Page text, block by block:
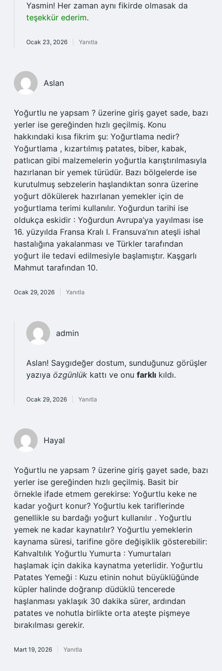
Yasmin! Her zaman aynı fikirde olmasak da
teşekkür ederim.
Ocak 23, 2026 Yanıtla
Aslan
Yoğurtlu ne yapsam ? üzerine giriş gayet sade, bazı
yerler ise gereğinden hızlı geçilmiş. Konu
hakkındaki kısa fikrim şu: Yoğurtlama nedir?
Yoğurtlama , kızartılmış patates, biber, kabak,
patlıcan gibi malzemelerin yoğurtla karıştırılmasıyla
hazırlanan bir yemek türüdür. Bazı bölgelerde ise
kurutulmuş sebzelerin haşlandıktan sonra üzerine
yoğurt dökülerek hazırlanan yemekler için de
yoğurtlama terimi kullanılır. Yoğurdun tarihi ise
oldukça eskidir : Yoğurdun Avrupa’ya yayılması ise
16. yüzyılda Fransa Kralı I. Fransuva’nın ateşli ishal
hastalığına yakalanması ve Türkler tarafından
yoğurt ile tedavi edilmesiyle başlamıştır. Kaşgarlı
Mahmut tarafından 10.
Ocak 29, 2026 Yanıtla
admin
Aslan! Saygıdeğer dostum, sunduğunuz görüşler
yazıya özgünlük kattı ve onu farklı kıldı.
Ocak 29, 2026 Yanıtla
Hayal
Yoğurtlu ne yapsam ? üzerine giriş gayet sade, bazı
yerler ise gereğinden hızlı geçilmiş. Basit bir
örnekle ifade etmem gerekirse: Yoğurtlu keke ne
kadar yoğurt konur? Yoğurtlu kek tariflerinde
genellikle su bardağı yoğurt kullanılır . Yoğurtlu
yemek ne kadar kaynatılır? Yoğurtlu yemeklerin
kaynama süresi, tarifine göre değişiklik gösterebilir:
Kahvaltılık Yoğurtlu Yumurta : Yumurtaları
haşlamak için dakika kaynatma yeterlidir. Yoğurtlu
Patates Yemeği : Kuzu etinin nohut büyüklüğünde
küpler halinde doğranıp düdüklü tencerede
haşlanması yaklaşık 30 dakika sürer, ardından
patates ve nohutla birlikte orta ateşte pişmeye
bırakılması gerekir.
Mart 19, 2026 Yanıtla